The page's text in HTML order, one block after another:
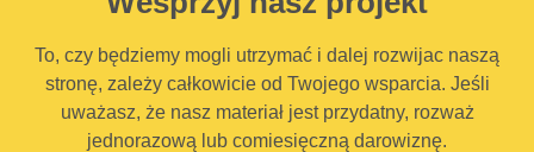
To, czy będziemy mogli utrzymać i dalej rozwijac naszą
stronę, zależy całkowicie od Twojego wsparcia. Jeśli
uważasz, że nasz materiał jest przydatny, rozważ
jednorazową lub comiesięczną darowiznę.